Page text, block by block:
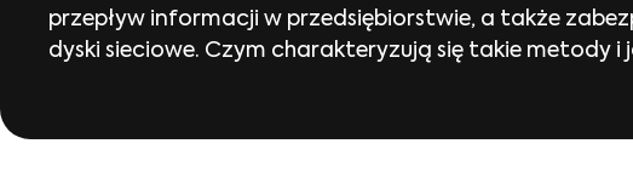
przepływ informacji w przedsiębiorstwie, a także
dyski sieciowe. Czym charakteryzują się takie metody